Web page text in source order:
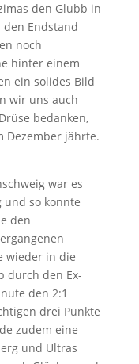
den Glubb in
Endstand
noch
hinter einem
ein solides Bild
wir uns auch
bedanken,
Dezember jährte.
war es
so konnte
den
wieder in die
durch den Ex-
den 2:1
drei Punkte
zudem eine
und Ultras